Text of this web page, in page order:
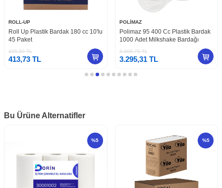
ROLL-UP
Roll Up Plastik Bardak 180 cc 10'lu
45 Paket
435,50TL
413,73 TL
POLİMAZ
Polimaz 95 400 Cc Plastik Bardak
1000 Adet Milkshake Bardağı
3.468,75TL
3.295,31TL
Bu Ürüne Alternatifler
%5 %5